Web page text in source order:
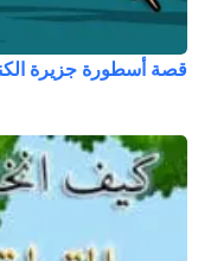
قصة أسطورة جزيرة